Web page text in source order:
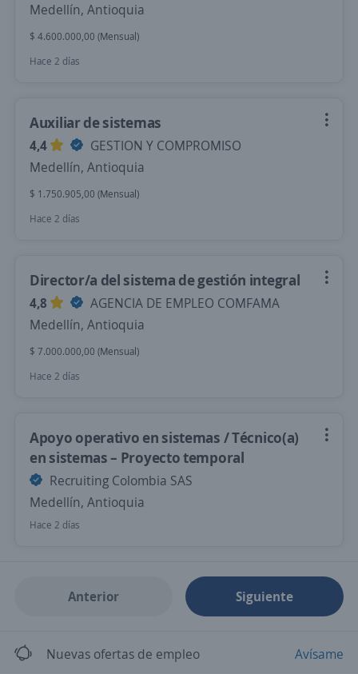
Medellín, Antioquia
$ 4.600.000,00 (Mensual)
Hace 2 días
Auxiliar de sistemas
4,4
GESTION Y COMPROMISO
Medellín, Antioquia
$ 1.750.905,00 (Mensual)
Hace 2 días
Director/a del sistema de gestión integral
4,8
AGENCIA DE EMPLEO COMFAMA
Medellín, Antioquia
$ 7.000.000,00 (Mensual)
Hace 2 días
Apoyo operativo en sistemas / Técnico(a)
en sistemas – Proyecto temporal
Recruiting Colombia SAS
Medellín, Antioquia
Hace 2 días
Anterior Siguiente
Nuevas ofertas de empleo Avísame